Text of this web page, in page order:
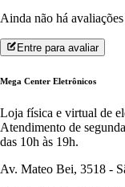
Ainda não há
Entre para avaliar
Mega Center Eletrônicos
Loja física e virtual de
Atendimento de
das 10h às 19h.
Av. Mateo Bei, 3518 -